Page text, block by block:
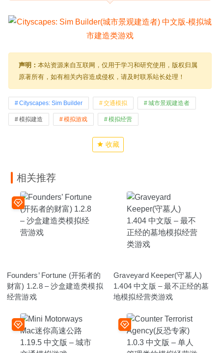
声明： 本站资源来自互联网，仅用于学习和研究使用，版权归属
原著所有，如有相关内容造成侵权，请及时联系站长处理！
Cityscapes: Sim Builder 交通模拟 城市景观建造者
模拟建造 模拟游戏 模拟经营
收藏
相关推荐
Founders’ Fortune (开拓者的
财富) 1.2.8 – 沙盒建造类模拟
经营游戏
Graveyard Keeper(守墓人)
1.404 中文版 – 最不正经的墓
地模拟经营类游戏